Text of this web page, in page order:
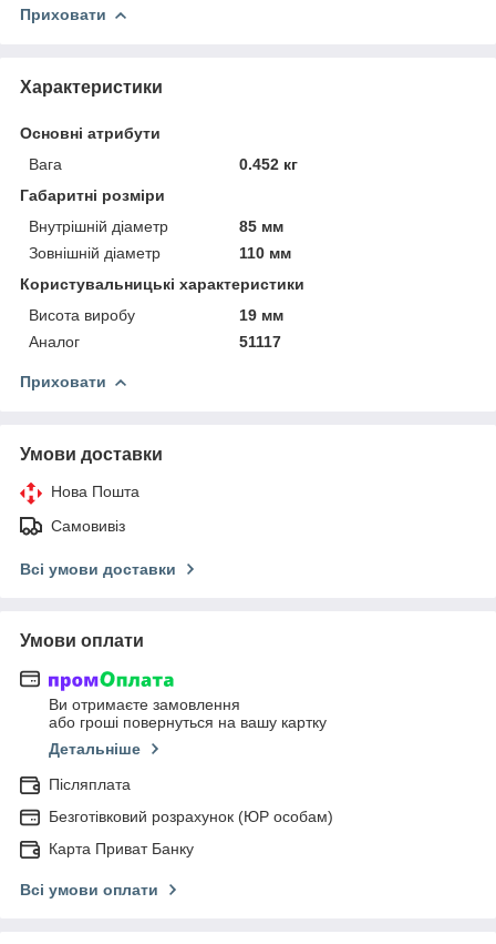
Приховати
Характеристики
Основні атрибути
Вага
0.452 кг
Габаритні розміри
Внутрішній діаметр
85 мм
Зовнішній діаметр
110 мм
Користувальницькі характеристики
Висота виробу
19 мм
Аналог
51117
Приховати
Умови доставки
Нова Пошта
Самовивіз
Всі умови доставки
Умови оплати
Ви отримаєте замовлення
або гроші повернуться на вашу картку
Детальніше
Післяплата
Безготівковий розрахунок (ЮР особам)
Карта Приват Банку
Всі умови оплати